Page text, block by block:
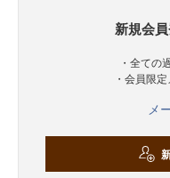
新規会
・全ての
・会員限
メ